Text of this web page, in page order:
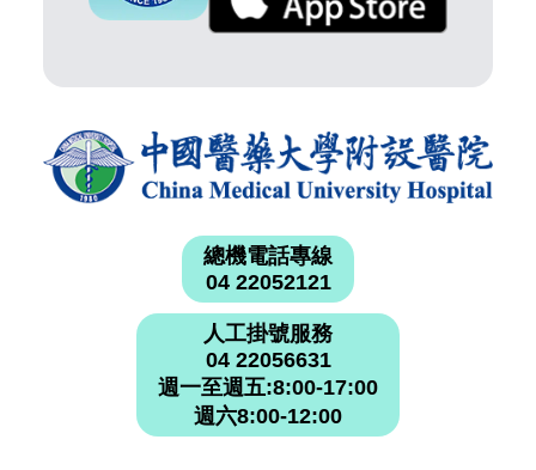
總機電話專線
04 22052121
人工掛號服務
04 22056631
週一至週五:8:00-17:00
週六8:00-12:00